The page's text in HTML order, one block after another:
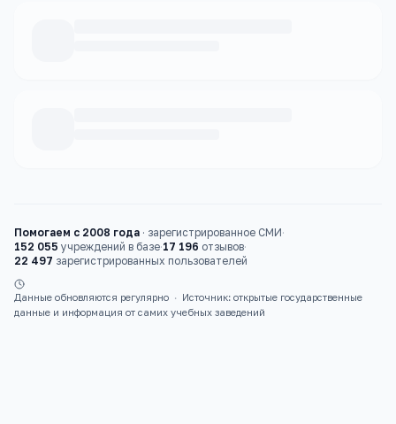
Помогаем с 2008 года · зарегистрированное СМИ·
152 055 учреждений в базе·17 196 отзывов·
22 497 зарегистрированных пользователей
Данные обновляются регулярно ·
Источник: открытые государственные
данные и информация от самих учебных заведений